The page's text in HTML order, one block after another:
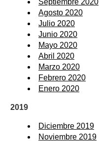
Septiembre 2020
Agosto 2020
Julio 2020
Junio 2020
Mayo 2020
Abril 2020
Marzo 2020
Febrero 2020
Enero 2020
2019
Diciembre 2019
Noviembre 2019